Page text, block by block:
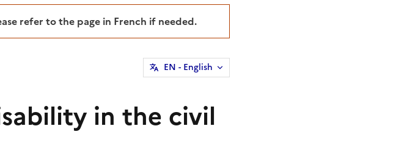
refer to the page in French if needed.
EN - English
in the civil